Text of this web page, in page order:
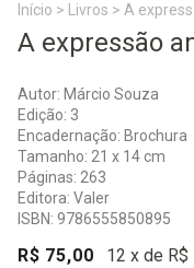
Início > Livros > A
A expressão
Autor: Márcio Souza
Edição: 3
Encadernação: Brochura
Tamanho: 21 x 14 cm
Páginas: 263
Editora: Valer
ISBN: 9786555850895
R$ 75,00 12 x de